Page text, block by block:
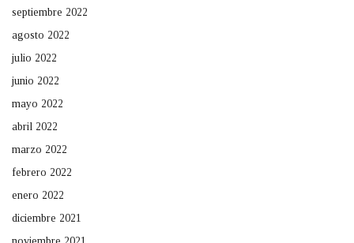
septiembre 2022
agosto 2022
julio 2022
junio 2022
mayo 2022
abril 2022
marzo 2022
febrero 2022
enero 2022
diciembre 2021